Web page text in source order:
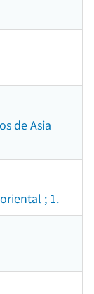
de Asia
; 1.